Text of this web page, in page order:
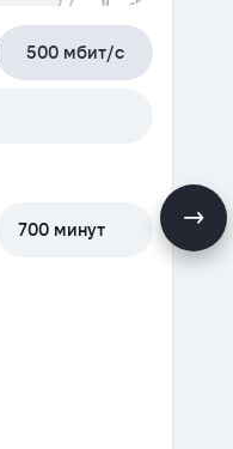
500 мбит/с
700 минут